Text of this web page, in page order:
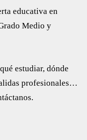
educativa en
Medio y
estudiar, dónde
profesionales…